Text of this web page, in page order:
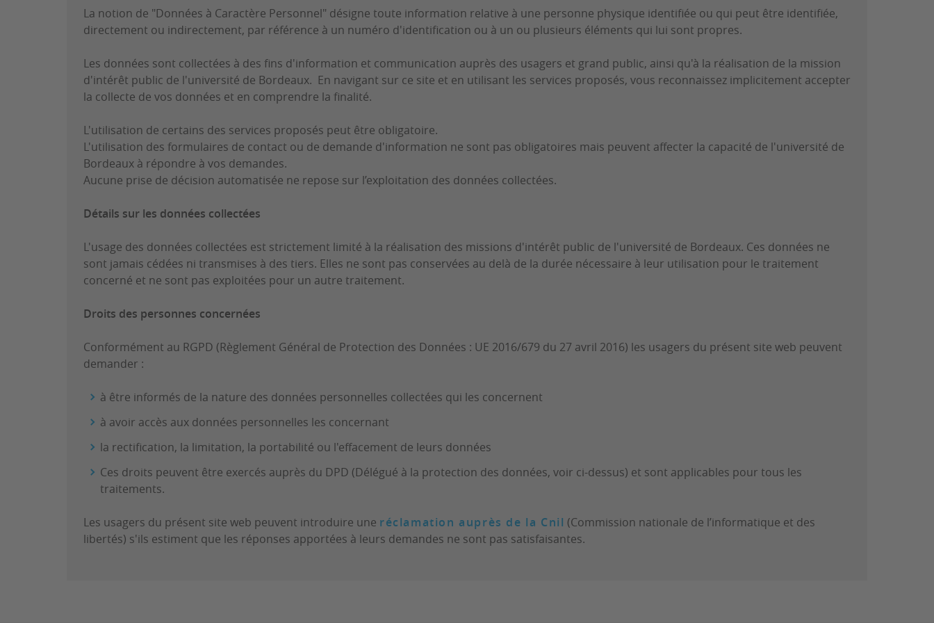
La notion de "Données à Caractère Personnel" désigne toute information relative à une personne physique identifiée ou qui peut être identifiée,
directement ou indirectement, par référence à un numéro d'identification ou à un ou plusieurs éléments qui lui sont propres.
Les données sont collectées à des fins d'information et communication auprès des usagers et grand public, ainsi qu'à la réalisation de la mission
d'intérêt public de l'université de Bordeaux. En navigant sur ce site et en utilisant les services proposés, vous reconnaissez implicitement accepter
la collecte de vos données et en comprendre la finalité.
L'utilisation de certains des services proposés peut être obligatoire.
L'utilisation des formulaires de contact ou de demande d'information ne sont pas obligatoires mais peuvent affecter la capacité de l'université de
Bordeaux à répondre à vos demandes.
Aucune prise de décision automatisée ne repose sur l’exploitation des données collectées.
Détails sur les données collectées
L'usage des données collectées est strictement limité à la réalisation des missions d'intérêt public de l'université de Bordeaux. Ces données ne
sont jamais cédées ni transmises à des tiers. Elles ne sont pas conservées au delà de la durée nécessaire à leur utilisation pour le traitement
concerné et ne sont pas exploitées pour un autre traitement.
Droits des personnes concernées
Conformément au RGPD (Règlement Général de Protection des Données : UE 2016/679 du 27 avril 2016) les usagers du présent site web peuvent
demander :
à être informés de la nature des données personnelles collectées qui les concernent
à avoir accès aux données personnelles les concernant
la rectification, la limitation, la portabilité ou l'effacement de leurs données
Ces droits peuvent être exercés auprès du DPD (Délégué à la protection des données, voir ci-dessus) et sont applicables pour tous les
traitements.
Les usagers du présent site web peuvent introduire une réclamation auprès de la Cnil (Commission nationale de l’informatique et des
libertés) s'ils estiment que les réponses apportées à leurs demandes ne sont pas satisfaisantes.